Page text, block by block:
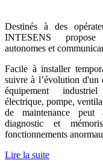
Destinés à des
INTESENS
autonomes et
Facile à installer
suivre à l’évolution d'un
équipement
électrique, pompe,
de maintenance peut
diagnostic et
fonctionnements
Lire la suite